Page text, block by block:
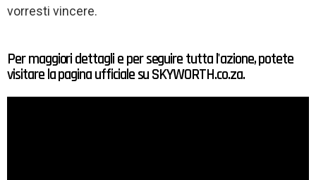
vorresti vincere.
Per maggiori dettagli e per seguire tutta l'azione, potete
visitare la pagina ufficiale su SKYWORTH.co.za.